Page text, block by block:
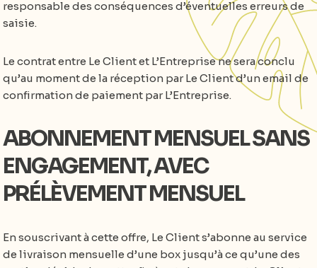
responsable des conséquences d’éventuelles erreurs de
saisie.
Le contrat entre Le Client et L’Entreprise ne sera conclu
qu’au moment de la réception par Le Client d’un email de
confirmation de paiement par L’Entreprise.
ABONNEMENT MENSUEL SANS
ENGAGEMENT, AVEC
PRÉLÈVEMENT MENSUEL
En souscrivant à cette offre, Le Client s’abonne au service
de livraison mensuelle d’une box jusqu’à ce qu’une des